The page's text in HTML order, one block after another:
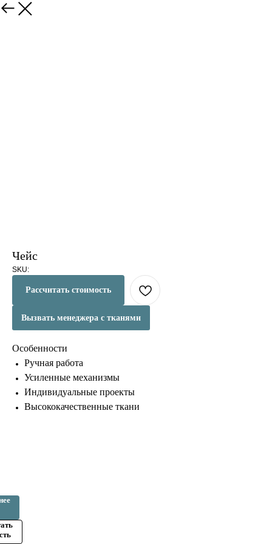
Закрыть
Чейс
SKU:
Рассчитать стоимость
Вызвать менеджера с тканями
Особенности
Ручная работа
Усиленные механизмы
Индивидуальные проекты
Высококачественные ткани